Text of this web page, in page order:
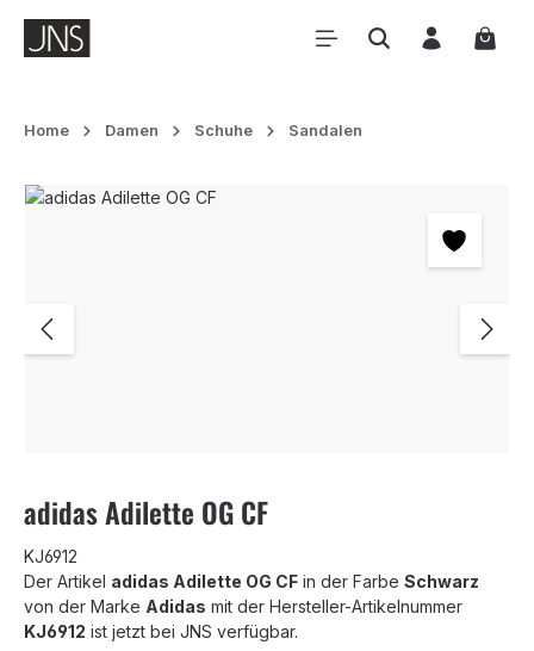
Zum Hauptinhalt springen
Home Damen Schuhe Sandalen
Bildergalerie überspringen
adidas Adilette OG CF
KJ6912
Der Artikel adidas Adilette OG CF in der Farbe Schwarz
von der Marke Adidas mit der Hersteller-Artikelnummer
KJ6912 ist jetzt bei JNS verfügbar.